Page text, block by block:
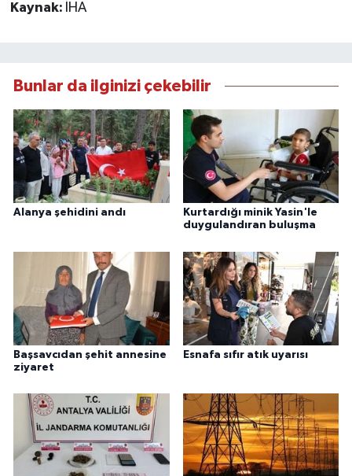
Kaynak: İHA
Bunlar da ilginizi çekebilir
Alanya şehidini andı
Kurtardığı minik Yasin'le
duygulandıran buluşma
Başsavcıdan şehit annesine
ziyaret
Esnafa sıfır atık uyarısı